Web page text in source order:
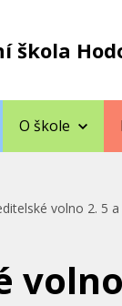
škola
O škole
volno 2. 5 a